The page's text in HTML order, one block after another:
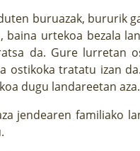
buruazak, bururik
baina urtekoa bezala
da. Gure lurretan
ostikoka tratatu izan
dugu landareetan aza.
jendearen familiako